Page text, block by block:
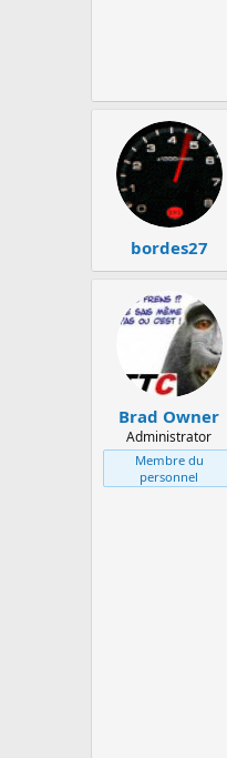
bordes27
Brad Owner
Administrator
Membre du
personnel